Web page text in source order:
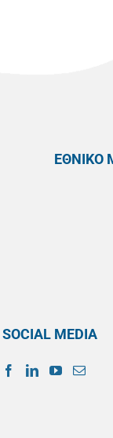
ΕΘΝΙΚΟ
SOCIAL MEDIA